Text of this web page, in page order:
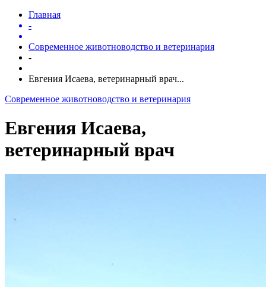
Главная
-
Современное животноводство и ветеринария
-
Евгения Исаева, ветеринарный врач...
Современное животноводство и ветеринария
Евгения Исаева,
ветеринарный врач